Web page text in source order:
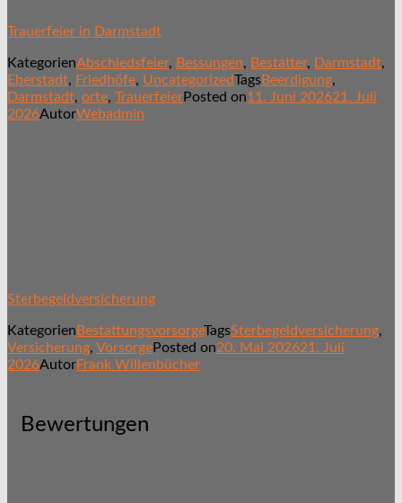
Trauerfeier in Darmstadt
KategorienAbschiedsfeier, Bessungen, Bestatter, Darmstadt,
Eberstadt, Friedhöfe, UncategorizedTagsBeerdigung,
Darmstadt, orte, TrauerfeierPosted on11. Juni 202621. Juli
2026AutorWebadmin
Sterbegeldversicherung
Kategorien BestattungsvorsorgeTagsSterbegeldversicherung,
Versicherung, VorsorgePosted on20. Mai 202621. Juli
2026AutorFrank Willenbücher
Bewertungen